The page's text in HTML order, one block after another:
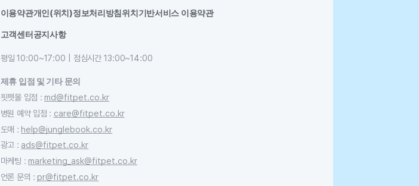
이용약관개인(위치)정보처리방침 위치기반서비스 이용약관
고객센터공지사항
평일 10:00~17:00 | 점심시간 13:00~14:00
제휴 입점 및 기타 문의
핏펫몰 입점 : md@fitpet.co.kr
병원 예약 입점 : care@fitpet.co.kr
도매 : help@junglebook.co.kr
광고 : ads@fitpet.co.kr
마케팅 : marketing_ask@fitpet.co.kr
언론 문의 : pr@fitpet.co.kr